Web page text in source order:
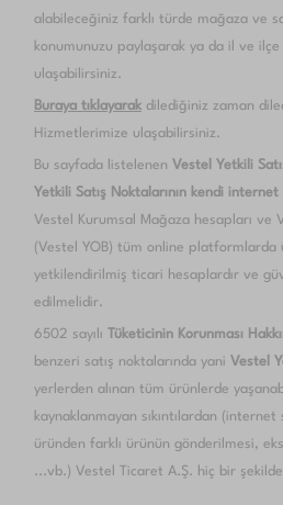
alabileceğiniz farklı türde mağaza ve
konumunuzu paylaşarak ya da il ve ilçe
ulaşabilirsiniz.
Buraya tıklayarak dilediğiniz zaman
Hizmetlerimize ulaşabilirsiniz.
Bu sayfada listelenen Vestel Yetkili
Yetkili Satış Noktalarının kendi internet
Vestel Kurumsal Mağaza hesapları ve
(Vestel YOB) tüm online platformlarda
yetkilendirilmiş ticari hesaplardır ve
edilmelidir.
6502 sayılı Tüketicinin Korunması
benzeri satış noktalarında yani Vestel
yerlerden alınan tüm ürünlerde
kaynaklanmayan sıkıntılardan
üründen farklı ürünün gönderilmesi,
...vb.) Vestel Ticaret A.Ş. hiç bir